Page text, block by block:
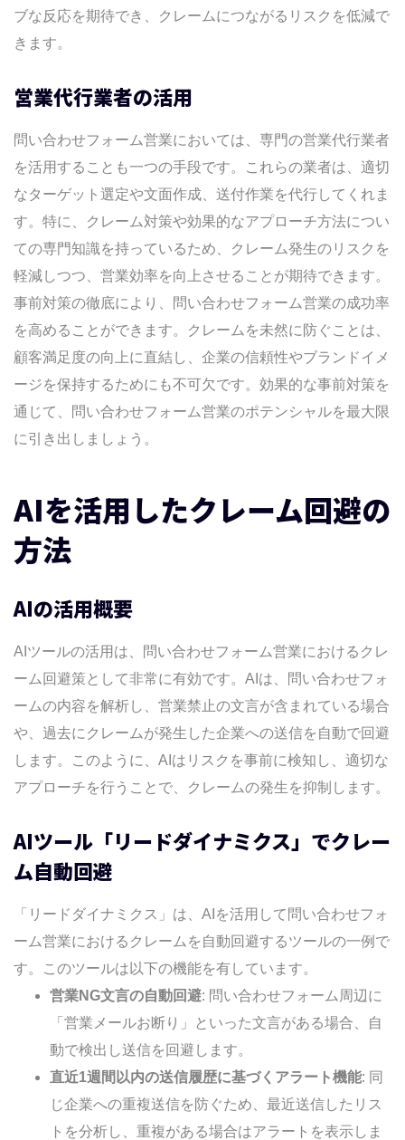
ブな反応を期待でき、クレームにつながるリスクを低減で
きます。
営業代行業者の活用
問い合わせフォーム営業においては、専門の営業代行業者
を活用することも一つの手段です。これらの業者は、適切
なターゲット選定や文面作成、送付作業を代行してくれま
す。特に、クレーム対策や効果的なアプローチ方法につい
ての専門知識を持っているため、クレーム発生のリスクを
軽減しつつ、営業効率を向上させることが期待できます。
事前対策の徹底により、問い合わせフォーム営業の成功率
を高めることができます。クレームを未然に防ぐことは、
顧客満足度の向上に直結し、企業の信頼性やブランドイメ
ージを保持するためにも不可欠です。効果的な事前対策を
通じて、問い合わせフォーム営業のポテンシャルを最大限
に引き出しましょう。
AIを活用したクレーム回避の
方法
AIの活用概要
AIツールの活用は、問い合わせフォーム営業におけるクレ
ーム回避策として非常に有効です。AIは、問い合わせフォ
ームの内容を解析し、営業禁止の文言が含まれている場合
や、過去にクレームが発生した企業への送信を自動で回避
します。このように、AIはリスクを事前に検知し、適切な
アプローチを行うことで、クレームの発生を抑制します。
AIツール「リードダイナミクス」でクレー
ム自動回避
「リードダイナミクス」は、AIを活用して問い合わせフォ
ーム営業におけるクレームを自動回避するツールの一例で
す。このツールは以下の機能を有しています。
営業NG文言の自動回避: 問い合わせフォーム周辺に
「営業メールお断り」といった文言がある場合、自
動で検出し送信を回避します。
直近1週間以内の送信履歴に基づくアラート機能: 同
じ企業への重複送信を防ぐため、最近送信したリス
トを分析し、重複がある場合はアラートを表示しま